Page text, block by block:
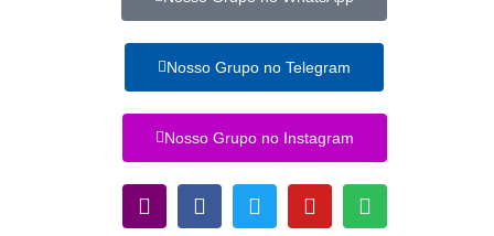
Nosso Grupo no Telegram
Nosso Grupo no Instagram